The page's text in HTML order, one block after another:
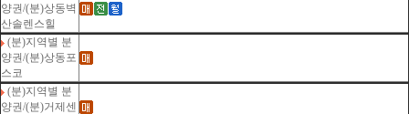
양권/(분)상동벽
산솔렌스힐
(분)지역별 분
양권/(분)상동포
스코
(분)지역별 분
양권/(분)거제센